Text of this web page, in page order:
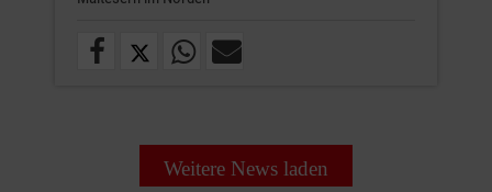
Weitere News laden